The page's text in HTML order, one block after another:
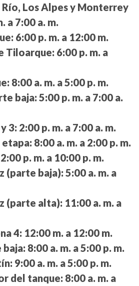
Río, Los Alpes y Monterrey
a 7:00 a. m.
6:00 p. m. a 12:00 m.
Tiloarque: 6:00 p. m. a
8:00 a. m. a 5:00 p. m.
baja: 5:00 p. m. a 7:00 a.
3: 2:00 p. m. a 7:00 a. m.
etapa: 8:00 a. m. a 2:00 p. m.
2:00 p. m. a 10:00 p. m.
(parte baja): 5:00 a. m. a
(parte alta): 11:00 a. m. a
4: 12:00 m. a 12:00 m.
8:00 a. m. a 5:00 p. m.
9:00 a. m. a 5:00 p. m.
del tanque: 8:00 a. m. a